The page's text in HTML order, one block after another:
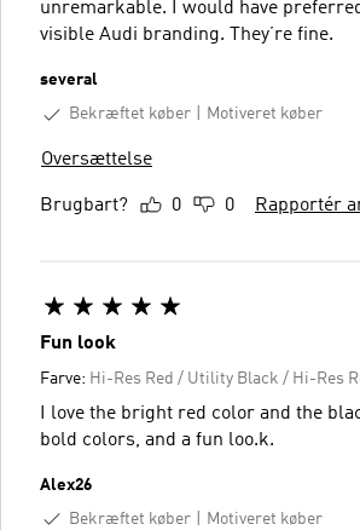
unremarkable. I would have
visible Audi branding. They’re fine.
several
Bekræftet køber
Motiveret køber
Oversættelse
Brugbart? 0 0 Rapportér
Fun look
Farve: Hi-Res Red / Utility Black / Hi-Res
I love the bright red color and the
bold colors, and a fun loo.k.
Alex26
Bekræftet køber
Motiveret køber